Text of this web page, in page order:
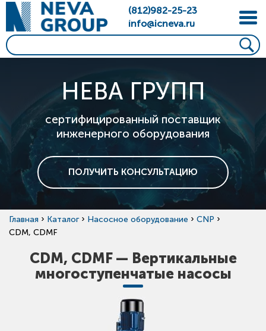
(812)982-25-23
info@icneva.ru
НЕВА ГРУПП
сертифицированный поставщик
инженерного оборудования
ПОЛУЧИТЬ КОНСУЛЬТАЦИЮ
Главная › Каталог › Насосное оборудование › CNP ›
CDM, CDMF
CDM, CDMF — Вертикальные
многоступенчатые насосы